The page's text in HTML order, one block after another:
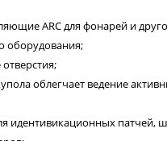
ARC для фонарей и
оборудования;
облегчает ведение
идентивикационных патчей,